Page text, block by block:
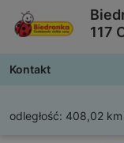
117
Kontakt
odległość: 408,02